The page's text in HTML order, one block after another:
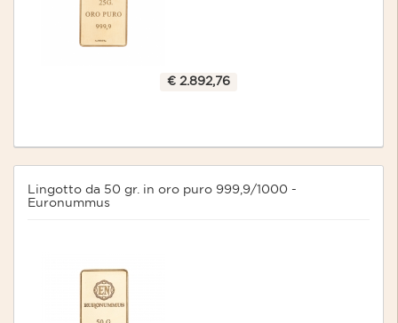
€ 2.892,76
Lingotto da 50 gr. in oro puro 999,9/1000 -
Euronummus